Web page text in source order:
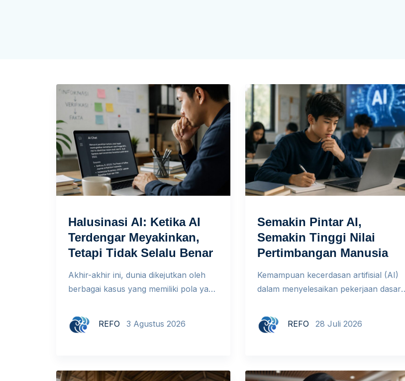
Halusinasi AI: Ketika AI
Terdengar Meyakinkan,
Tetapi Tidak Selalu Benar
Akhir-akhir ini, dunia dikejutkan oleh
berbagai kasus yang memiliki pola yang
terbukti memalsukan riset dalam
sebuah simposium internasional di
mengutip putusan pengadilan fiktif yang
REFO 3 Agustus 2026
Semakin Pintar AI,
Semakin Tinggi Nilai
Pertimbangan Manusia
Kemampuan kecerdasan artifisial (AI)
dalam menyelesaikan pekerjaan dasar
perekrutan tenaga kerja tingkat awal di
berbagai perusahaan. Dampak
digunakan untuk menilai kemampuan
REFO 28 Juli 2026